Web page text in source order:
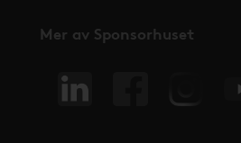
Mer av Sponsorhuset